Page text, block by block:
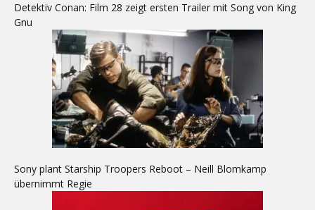
Detektiv Conan: Film 28 zeigt ersten Trailer mit Song von King
Gnu
Sony plant Starship Troopers Reboot – Neill Blomkamp
übernimmt Regie